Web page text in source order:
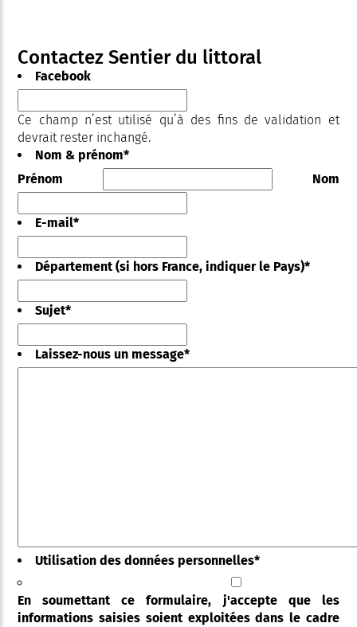
Contactez Sentier du littoral
Facebook
Ce champ n’est utilisé qu’à des fins de validation et
devrait rester inchangé.
Nom & prénom*
Prénom
Nom
E-mail*
Département (si hors France, indiquer le Pays)*
Sujet*
Laissez-nous un message*
Utilisation des données personnelles*
En soumettant ce formulaire, j'accepte que les
informations saisies soient exploitées dans le cadre